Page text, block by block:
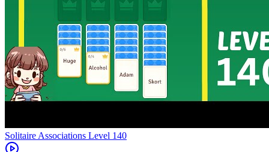
Level 140